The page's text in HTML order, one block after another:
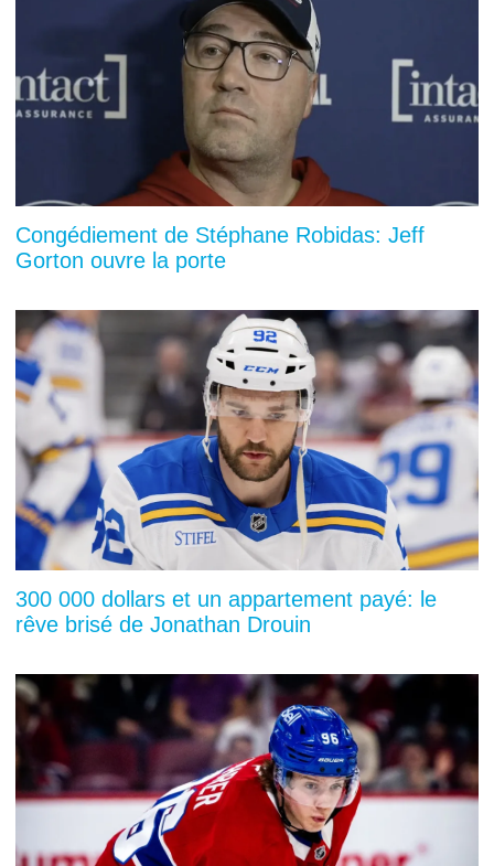
Congédiement de Stéphane Robidas: Jeff
Gorton ouvre la porte
300 000 dollars et un appartement payé: le
rêve brisé de Jonathan Drouin